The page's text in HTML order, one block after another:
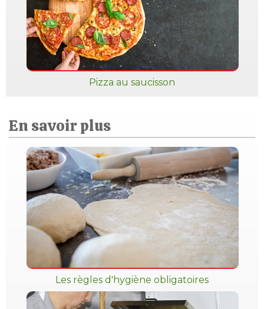
Pizza au saucisson
En savoir plus
Les règles d'hygiène obligatoires